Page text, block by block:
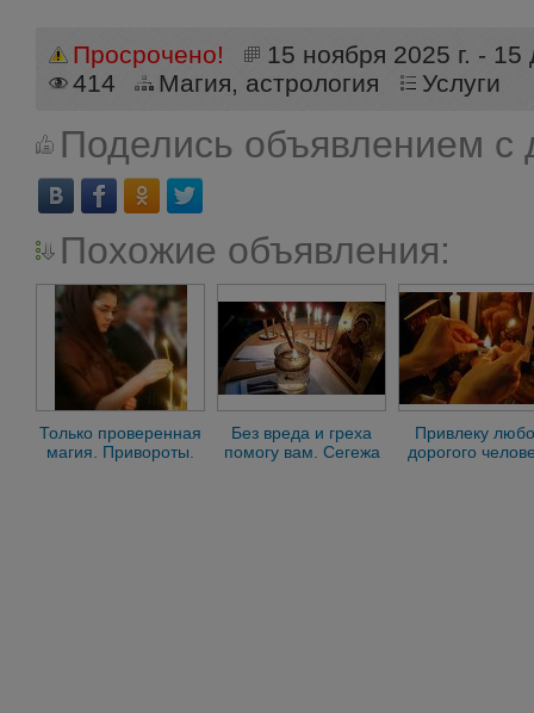
Просрочено!
15 ноября 2025 г. - 15
414
Магия, астрология Услуги
Поделись объявлением с
Похожие объявления:
Только проверенная
магия. Привороты.
Без вреда и греха
помогу вам. Сегежа
Привлеку
дорогого